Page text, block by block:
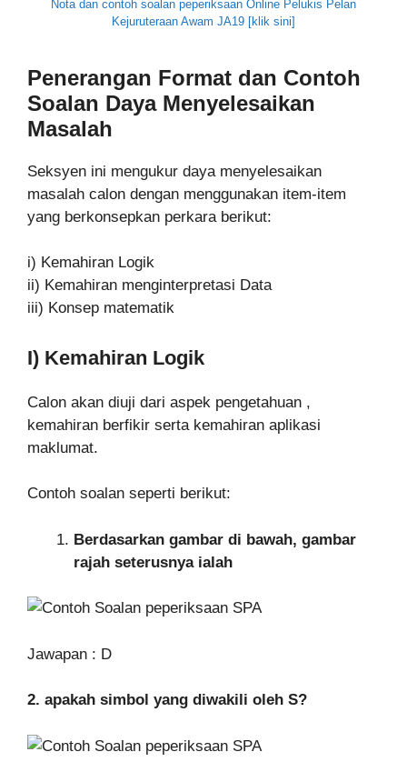
Nota dan contoh soalan peperiksaan Online Pelukis Pelan
Kejuruteraan Awam JA19 [klik sini]
Penerangan Format dan Contoh
Soalan Daya Menyelesaikan
Masalah
Seksyen ini mengukur daya menyelesaikan
masalah calon dengan menggunakan item-item
yang berkonsepkan perkara berikut:
i) Kemahiran Logik
ii) Kemahiran menginterpretasi Data
iii) Konsep matematik
I) Kemahiran Logik
Calon akan diuji dari aspek pengetahuan ,
kemahiran berfikir serta kemahiran aplikasi
maklumat.
Contoh soalan seperti berikut:
Berdasarkan gambar di bawah, gambar
rajah seterusnya ialah
Jawapan : D
2. apakah simbol yang diwakili oleh S?